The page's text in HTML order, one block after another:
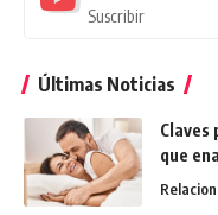
Suscribir
Últimas Noticias
Claves
que